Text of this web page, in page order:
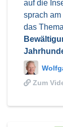
auf die
sprach
das
Zum